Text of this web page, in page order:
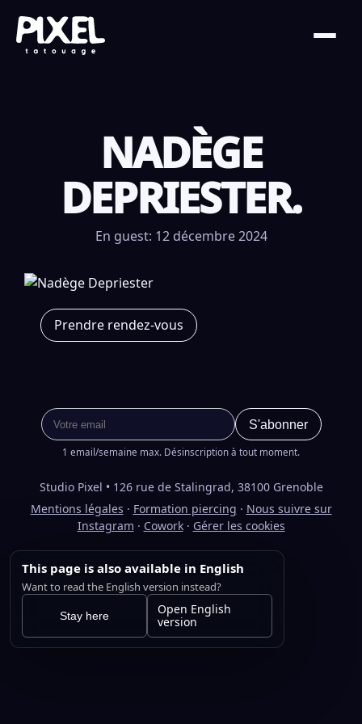
NADÈGE
DEPRIESTER.
En guest: 12 décembre 2024
Prendre rendez-vous
S'abonner
1 email/semaine max. Désinscription à tout moment.
Studio Pixel • 126 rue de Stalingrad, 38100 Grenoble
Mentions légales · Formation piercing · Nous suivre sur
Instagram · Cowork · Gérer les cookies
This page is also available in English
Want to read the English version instead?
Stay here
Open English
version